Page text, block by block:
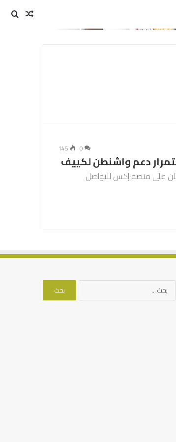
مقال
0
145
دعم واشنطن لكييف
على منصة إكس للتواصل
البحث